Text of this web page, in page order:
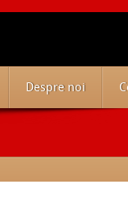
Despre noi